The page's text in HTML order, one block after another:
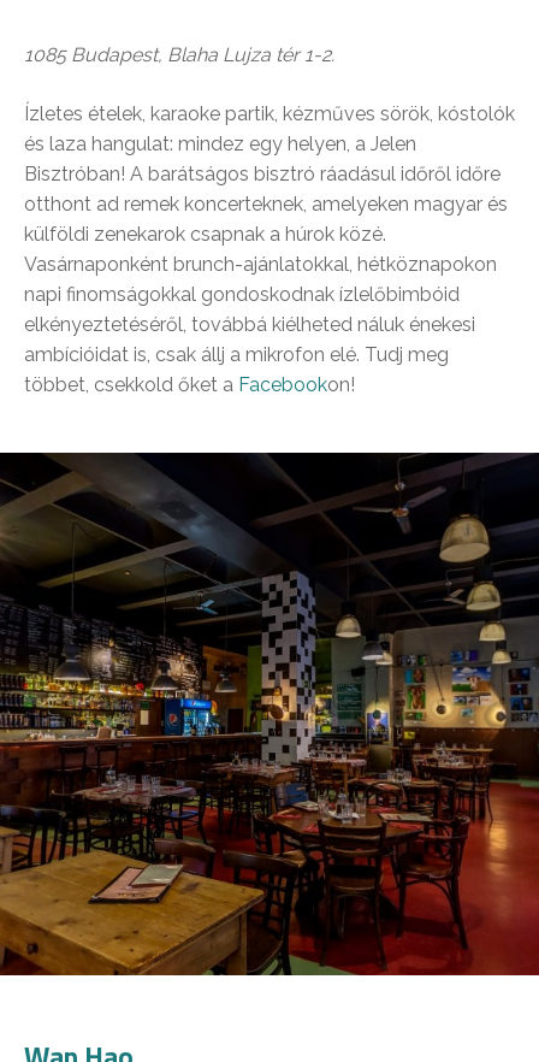
1085 Budapest, Blaha Lujza tér 1-2.
Ízletes ételek, karaoke partik, kézműves sörök, kóstolók
és laza hangulat: mindez egy helyen, a Jelen
Bisztróban! A barátságos bisztró ráadásul időről időre
otthont ad remek koncerteknek, amelyeken magyar és
külföldi zenekarok csapnak a húrok közé.
Vasárnaponként brunch-ajánlatokkal, hétköznapokon
napi finomságokkal gondoskodnak ízlelőbimbóid
elkényeztetéséről, továbbá kiélheted náluk énekesi
ambícióidat is, csak állj a mikrofon elé. Tudj meg
többet, csekkold őket a Facebookon!